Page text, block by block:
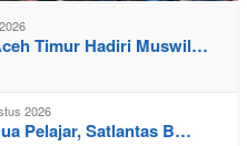
Timur Hadiri Muswil…
2026
Pelajar, Satlantas B…